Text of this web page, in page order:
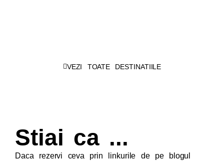
VEZI TOATE DESTINATIILE
Stiai ca ...
Daca rezervi ceva prin linkurile de pe blogul